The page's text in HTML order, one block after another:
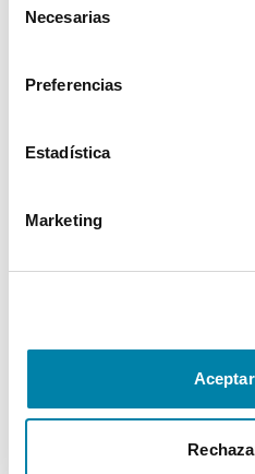
Necesarias
Preferencias
Estadística
Marketing
Interior
Seguridad
Multimedia
Confort
Más de 3.500